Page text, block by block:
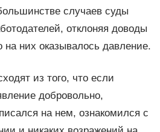
случаев суды
отклоняя доводы
на них оказывалось давление.
из того, что если
добровольно,
на нем, ознакомился с